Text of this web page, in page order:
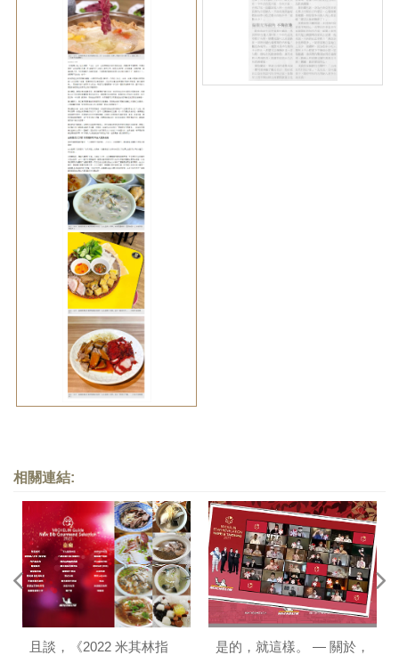
相關連結:
且談，《2022 米其林指
是的，就這樣。 — 關於，